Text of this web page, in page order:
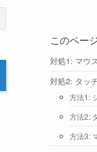
このペー
対処1: マウ
対処2: タッ
方法1:
方法2:
方法3: